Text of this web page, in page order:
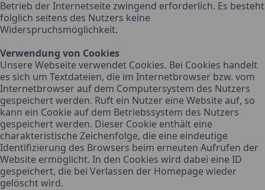
Betrieb der Internetseite zwingend erforderlich. Es besteht
folglich seitens des Nutzers keine
Widerspruchsmöglichkeit.
Verwendung von Cookies
Unsere Webseite verwendet Cookies. Bei Cookies handelt
es sich um Textdateien, die im Internetbrowser bzw. vom
Internetbrowser auf dem Computersystem des Nutzers
gespeichert werden. Ruft ein Nutzer eine Website auf, so
kann ein Cookie auf dem Betriebssystem des Nutzers
gespeichert werden. Dieser Cookie enthält eine
charakteristische Zeichenfolge, die eine eindeutige
Identifizierung des Browsers beim erneuten Aufrufen der
Website ermöglicht. In den Cookies wird dabei eine ID
gespeichert, die bei Verlassen der Homepage wieder
gelöscht wird.